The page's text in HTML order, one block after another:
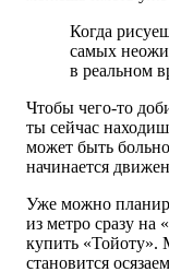
Когда
самых
в реальном
Чтобы чего-то
ты сейчас
может быть
начинается
Уже можно
из метро сразу
купить «Тойоту».
становится